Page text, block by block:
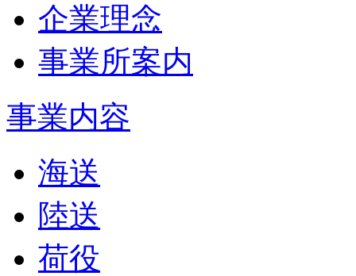
企業理念
事業所案内
事業内容
海送
陸送
荷役